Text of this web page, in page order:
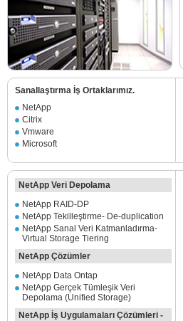
Sanallaştırma İş Ortaklarımız.
NetApp
Citrix
Vmware
Microsoft
NetApp Veri Depolama
NetApp RAID-DP
NetApp Tekilleştirme- De-duplication
NetApp Sanal Veri Katmanladırma-
Virtual Storage Tiering
NetApp Çözümler
NetApp Data Ontap
NetApp Gerçek Tümleşik Veri
Depolama (Unified Storage)
NetApp İş Uygulamaları Çözümleri -